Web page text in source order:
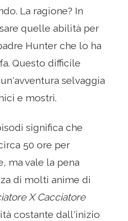
La ragione? In
quelle abilità per
Hunter che lo ha
Questo difficile
selvaggia
e mostri.
significa che
50 ore per
ma vale la pena
di molti anime di
X Cacciatore
costante dall'inizio